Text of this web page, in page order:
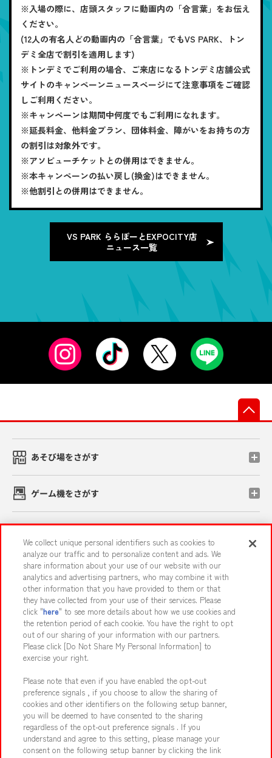
※入場の際に、店頭スタッフに動画内の「合言葉」をお伝え
ください。
(12人の有名人どの動画内の「合言葉」でもVS PARK、トン
デミ全店で割引を適用します)
※トンデミでご利用の場合、ご来店になるトンデミ店舗公式
サイトのキャンペーンニュースページにて注意事項をご確認
しご利用ください。
※キャンペーンは期間中何度でもご利用になれます。
※延長料金、他料金プラン、団体料金、障がいをお持ちの方
の割引は対象外です。
※アソビューチケットとの併用はできません。
※本キャンペーンの払い戻し(換金)はできません。
※他割引との併用はできません。
VS PARK ららぽーとEXPOCITY店
ニュース一覧
あそび場をさがす
ゲーム機をさがす
イベント・キャンペーン
関連会社 サステナビリティ サイトポリシー
プライバシーポリシー ウェブアクセシビリティ方針と検証結果
お取引先さまとともに
カスタマーハラスメント対応方針 よくあるご質問・お問い合わせ
We collect unique personal identifiers such as cookies to
analyze our traffic and to personalize content and ads. We
share information about your use of our website with our
analytics and advertising partners, who may combine it with
other information that you have provided to them or that
they have collected from your use of their services. Please
click "here" to see more details about how we use cookies and
the retention period of each cookie. You have the right to opt
out of our sharing of your information with our partners.
Please click [Do Not Share My Personal Information] to
exercise your right.
Please note that even if you have enabled the opt-out
preference signals , if you choose to allow the sharing of
cookies and other identifiers on the following setup banner,
you will be deemed to have consented to the sharing
regardless of the opt-out preference signals . If you
understand and agree to this setting, please manage your
consent on the following setup banner by clicking the link